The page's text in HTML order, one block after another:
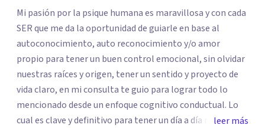
Mi pasión por la psique humana es maravillosa y con cada
SER que me da la oportunidad de guiarle en base al
autoconocimiento, auto reconocimiento y/o amor
propio para tener un buen control emocional, sin olvidar
nuestras raíces y origen, tener un sentido y proyecto de
vida claro, en mi consulta te guio para lograr todo lo
mencionado desde un enfoque cognitivo conductual. Lo
cual es clave y definitivo para tener un día a día mucholeer más